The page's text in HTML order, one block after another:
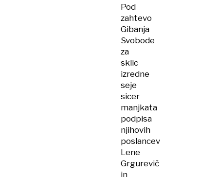
Pod
zahtevo
Gibanja
Svobode
za
sklic
izredne
seje
sicer
manjkata
podpisa
njihovih
poslancev
Lene
Grgurevič
in